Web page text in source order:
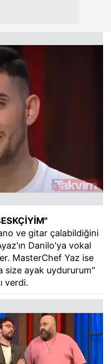
ve gitar çalabildiğini
Danilo'ya vokal
MasterChef Yaz ise
size ayak uydururum"
verdi.